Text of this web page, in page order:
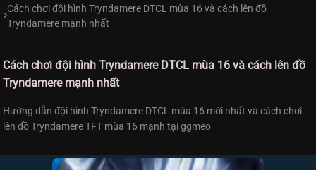
Cách chơi đội hình Tryndamere DTCL mùa 16 và cách lên đồ
Tryndamere mạnh nhất
Cách chơi đội hình Tryndamere DTCL mùa 16 và cách lên đồ
Tryndamere mạnh nhất
Hướng dẫn đội hình Tryndamere DTCL mùa 16 mới nhất và cách chơi
lên đồ Tryndamere TFT mùa 16 mạnh tại ggmeo